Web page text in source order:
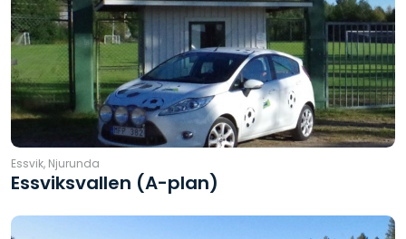
Essvik, Njurunda
Essviksvallen (A-plan)